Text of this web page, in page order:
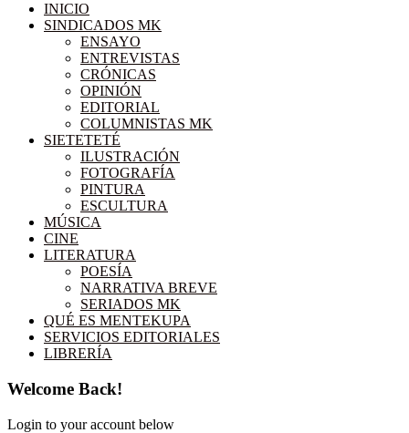
INICIO
SINDICADOS MK
ENSAYO
ENTREVISTAS
CRÓNICAS
OPINIÓN
EDITORIAL
COLUMNISTAS MK
SIETETETÉ
ILUSTRACIÓN
FOTOGRAFÍA
PINTURA
ESCULTURA
MÚSICA
CINE
LITERATURA
POESÍA
NARRATIVA BREVE
SERIADOS MK
QUÉ ES MENTEKUPA
SERVICIOS EDITORIALES
LIBRERÍA
Welcome Back!
Login to your account below